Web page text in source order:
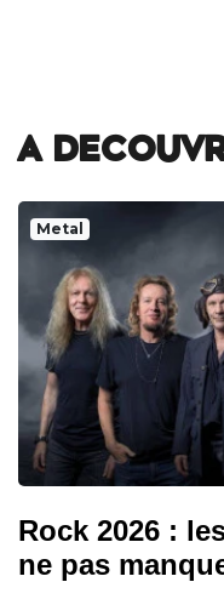
A
Metal
Rock 2026 :
ne pas